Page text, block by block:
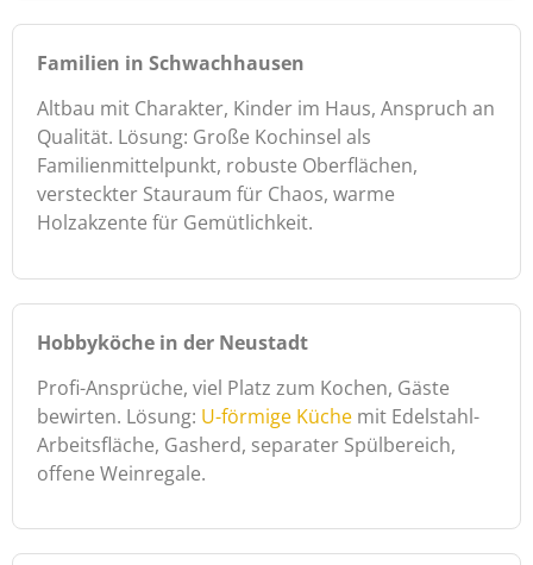
Familien in Schwachhausen
Altbau mit Charakter, Kinder im Haus, Anspruch an
Qualität. Lösung: Große Kochinsel als
Familienmittelpunkt, robuste Oberflächen,
versteckter Stauraum für Chaos, warme
Holzakzente für Gemütlichkeit.
Hobbyköche in der Neustadt
Profi-Ansprüche, viel Platz zum Kochen, Gäste
bewirten. Lösung: U-förmige Küche mit Edelstahl-
Arbeitsfläche, Gasherd, separater Spülbereich,
offene Weinregale.